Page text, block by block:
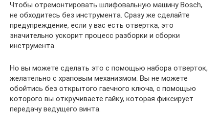
Чтобы отремонтировать шлифовальную машину Bosch,
не обходитесь без инструмента. Сразу же сделайте
предупреждение, если у вас есть отвертка, это
значительно ускорит процесс разборки и сборки
инструмента.
Но вы можете сделать это с помощью набора отверток,
желательно с храповым механизмом. Вы не можете
обойтись без открытого гаечного ключа, с помощью
которого вы откручиваете гайку, которая фиксирует
передачу ведущего винта.